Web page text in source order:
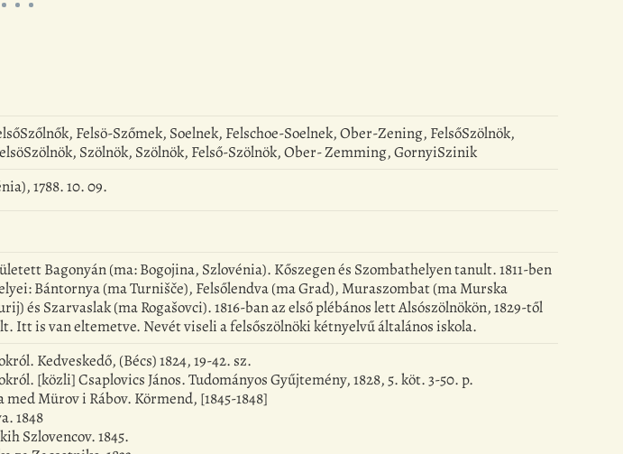
Felsö-Szőmek, Soelnek, Felschoe-Soelnek, Ober-Zening, FelsőSzölnök,
Szölnök, Szölnök, Felső-Szölnök, Ober- Zemming, GornyiSzinik
1788. 10. 09.
Bagonyán (ma: Bogojina, Szlovénia). Kőszegen és Szombathelyen tanult. 1811-ben
Bántornya (ma Turnišče), Felsőlendva (ma Grad), Muraszombat (ma Murska
és Szarvaslak (ma Rogašovci). 1816-ban az első plébános lett Alsószölnökön, 1829-től
Itt is van eltemetve. Nevét viseli a felsőszölnöki kétnyelvű általános iskola.
Kedveskedő, (Bécs) 1824, 19-42. sz.
[közli] Csaplovics János. Tudományos Gyűjtemény, 1828, 5. köt. 3-50. p.
Mürov i Rábov. Körmend, [1845-1848]
1848
Szlovencov. 1845.